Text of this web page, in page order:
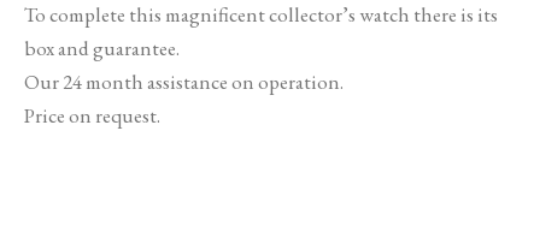
To complete this magnificent collector’s watch there is its
box and guarantee.
Our 24 month assistance on operation.
Price on request.